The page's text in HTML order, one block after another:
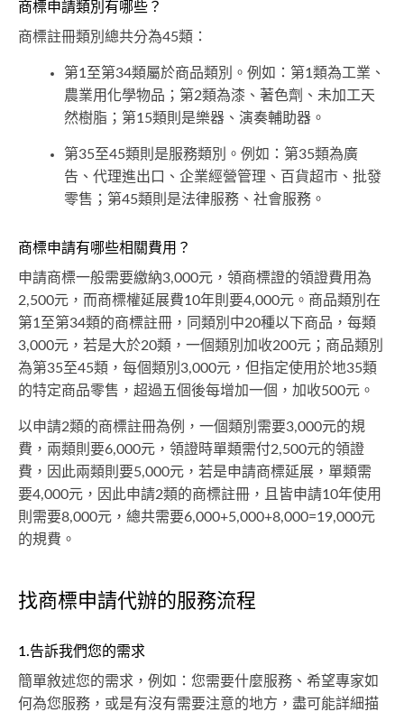
商標申請類別有哪些？
商標註冊類別總共分為45類：
第1至第34類屬於商品類別。例如：第1類為工業、
農業用化學物品；第2類為漆、著色劑、未加工天
然樹脂；第15類則是樂器、演奏輔助器。
第35至45類則是服務類別。例如：第35類為廣
告、代理進出口、企業經營管理、百貨超市、批發
零售；第45類則是法律服務、社會服務。
商標申請有哪些相關費用？
申請商標一般需要繳納3,000元，領商標證的領證費用為
2,500元，而商標權延展費10年則要4,000元。商品類別在
第1至第34類的商標註冊，同類別中20種以下商品，每類
3,000元，若是大於20類，一個類別加收200元；商品類別
為第35至45類，每個類別3,000元，但指定使用於地35類
的特定商品零售，超過五個後每增加一個，加收500元。
以申請2類的商標註冊為例，一個類別需要3,000元的規
費，兩類則要6,000元，領證時單類需付2,500元的領證
費，因此兩類則要5,000元，若是申請商標延展，單類需
要4,000元，因此申請2類的商標註冊，且皆申請10年使用
則需要8,000元，總共需要6,000+5,000+8,000=19,000元
的規費。
找商標申請代辦的服務流程
1.告訴我們您的需求
簡單敘述您的需求，例如：您需要什麼服務、希望專家如
何為您服務，或是有沒有需要注意的地方，盡可能詳細描